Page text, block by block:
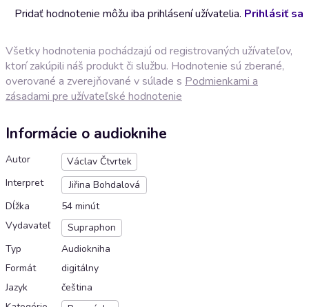
Pridať hodnotenie môžu iba prihlásení užívatelia. Prihlásiť sa
Všetky hodnotenia pochádzajú od registrovaných užívateľov,
ktorí zakúpili náš produkt či službu. Hodnotenie sú zberané,
overované a zverejňované v súlade s Podmienkami a
zásadami pre užívateľské hodnotenie
Informácie o audioknihe
Autor
Václav Čtvrtek
Interpret
Jiřina Bohdalová
Dĺžka
54 minút
Vydavateľ
Supraphon
Typ
Audiokniha
Formát
digitálny
Jazyk
čeština